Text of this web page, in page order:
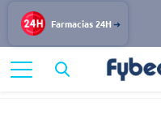
Farmacias 24H
Diabetes